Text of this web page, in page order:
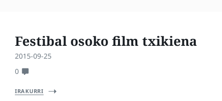
Festibal osoko film txikiena
2015-09-25
0
IRAKURRI